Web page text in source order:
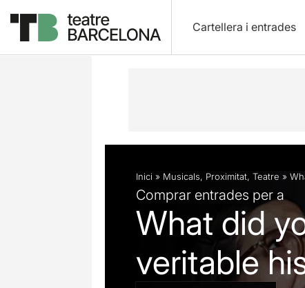
Cartellera i entrades
Descripció Fitxa artística
Inici » Musicals, Proximitat, Teatre »
Comprar entrades per a
What did
veritable